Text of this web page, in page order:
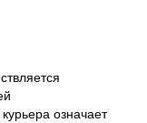
курьера означает